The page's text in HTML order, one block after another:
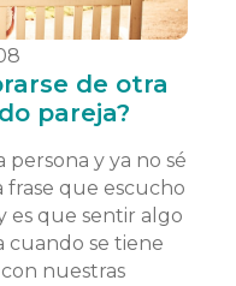
de otra
pareja?
y ya no sé
frase que escucho
es que sentir algo
cuando se tiene
nuestras